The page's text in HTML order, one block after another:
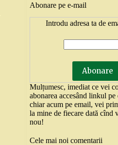
Abonare pe e-mail
Introdu adresa ta de
Mulțumesc, imediat ce vei
abonarea accesând linkul
chiar acum pe email, vei
la mine de fiecare dată cînd
nou!
Cele mai noi comentarii